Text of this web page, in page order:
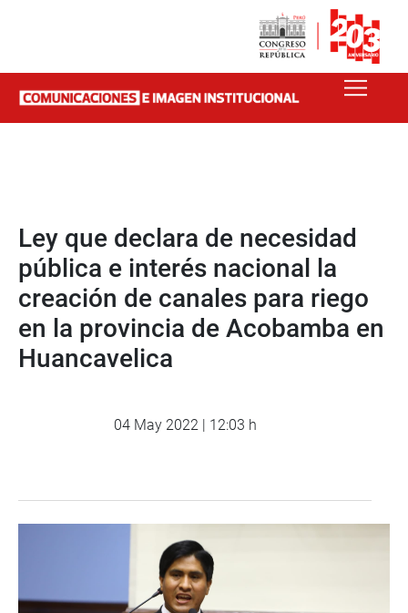
Ley que declara de necesidad
pública e interés nacional la
creación de canales para riego
en la provincia de Acobamba en
Huancavelica
04 May 2022 | 12:03 h